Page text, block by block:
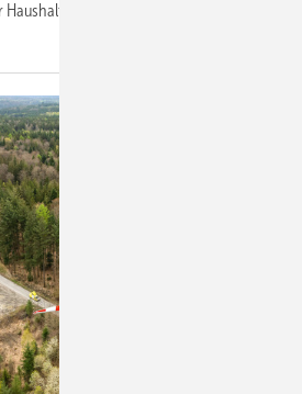
einen Tag mit Strom zu